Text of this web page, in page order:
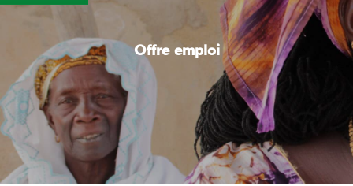
Offre emploi